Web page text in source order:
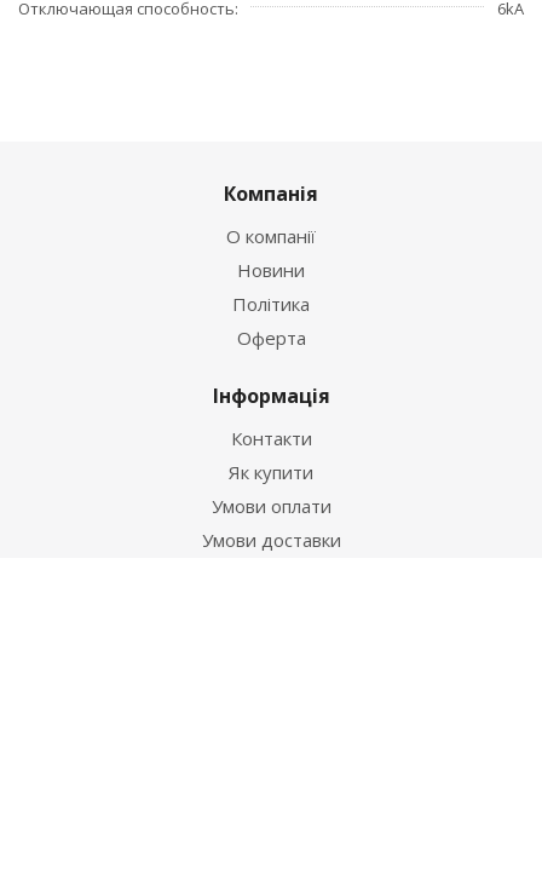
Отключающая способность
6kA
Компанія
О компанії
Новини
Політика
Оферта
Інформація
Контакти
Як купити
Умови оплати
Умови доставки